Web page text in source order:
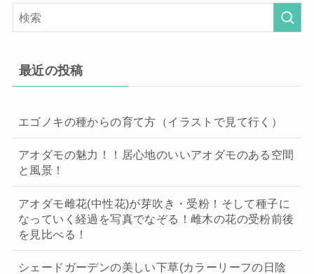
最近の投稿
エゴノキの種からの育て方（イラストで見て行く）
アオダモの魅力！！居心地のいいアオダモのある空間
と風景！
アオダモ雌花(中性花)が芽吹き・受粉！そして種子に
なっていく経過を写真でなぞる！雌木の花の受粉前後
を見比べる！
シェードガーデンの美しい下草(カラーリーフの日陰